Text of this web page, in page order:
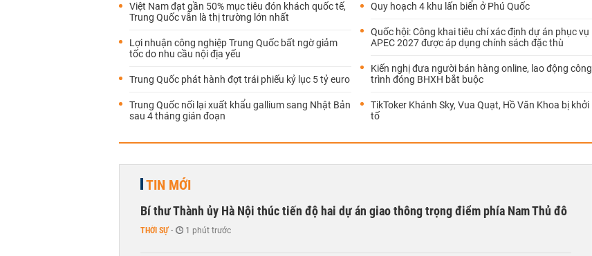
Việt Nam đạt gần 50% mục tiêu đón khách quốc tế,
Trung Quốc vẫn là thị trường lớn nhất
Lợi nhuận công nghiệp Trung Quốc bất ngờ giảm
tốc do nhu cầu nội địa yếu
Trung Quốc phát hành đợt trái phiếu kỷ lục 5 tỷ euro
Trung Quốc nối lại xuất khẩu gallium sang Nhật Bản
sau 4 tháng gián đoạn
Quy hoạch 4 khu lấn biển ở Phú Quốc
Quốc hội: Công khai tiêu chí xác định dự án phục vụ
APEC 2027 được áp dụng chính sách đặc thù
Kiến nghị đưa người bán hàng online, lao động công
trình đóng BHXH bắt buộc
TikToker Khánh Sky, Vua Quạt, Hồ Văn Khoa bị khởi
tố
TIN MỚI
Bí thư Thành ủy Hà Nội thúc tiến độ hai dự án giao thông trọng điểm phía Nam Thủ đô
THỜI SỰ - 1 phút trước